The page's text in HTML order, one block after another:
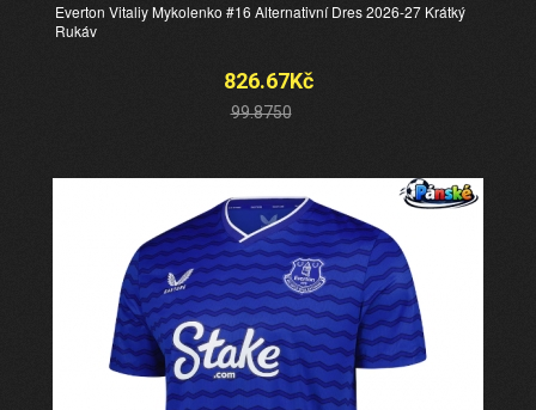
Everton Vitaliy Mykolenko #16 Alternativní Dres 2026-27 Krátký
Rukáv
826.67Kč
99.8750